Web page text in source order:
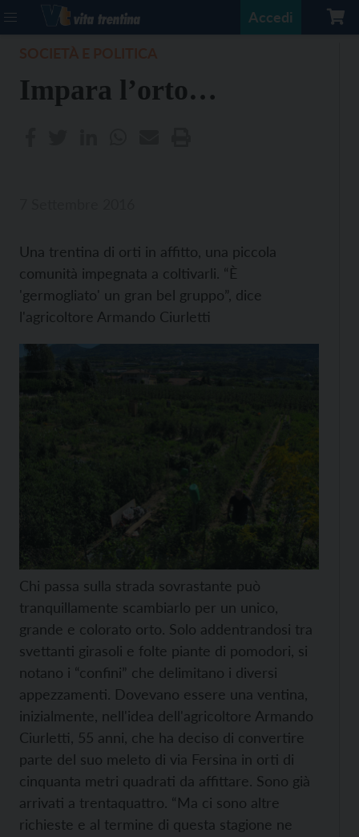
Accedi
Impara l’orto…
Una trentina di orti in affitto, una piccola
comunità impegnata a coltivarli. “È
'germogliato' un gran bel gruppo”, dice
l'agricoltore Armando Ciurletti
Chi passa sulla strada sovrastante può
tranquillamente scambiarlo per un unico,
grande e colorato orto. Solo addentrandosi tra
svettanti girasoli e folte piante di pomodori, si
notano i “confini” che delimitano i diversi
appezzamenti. Dovevano essere una ventina,
inizialmente, nell'idea dell'agricoltore Armando
Ciurletti, 55 anni, che ha deciso di convertire
parte del suo meleto di via Fersina in orti di
cinquanta metri quadrati da affittare. Sono già
arrivati a trentaquattro. “Ma ci sono altre
richieste e al termine di questa stagione ne